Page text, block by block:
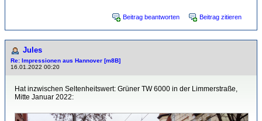
Beitrag beantworten Beitrag zitieren
Jules
Re: Impressionen aus Hannover [m8B]
16.01.2022 00:20
Hat inzwischen Seltenheitswert: Grüner TW 6000 in der Limmerstraße,
Mitte Januar 2022: